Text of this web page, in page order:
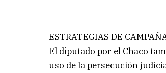
ESTRATEGIAS DE
El diputado por el Chaco
uso de la persecución